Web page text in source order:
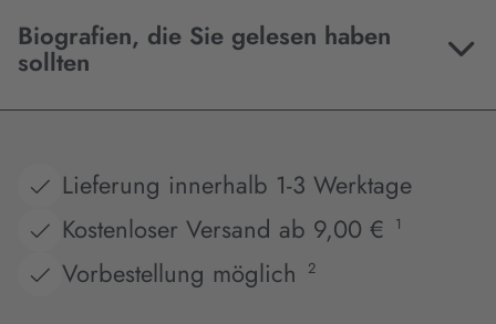
Biografien, die Sie gelesen haben
sollten
Lieferung innerhalb 1-3 Werktage
Kostenloser Versand ab 9,00 €
1
Vorbestellung möglich 2